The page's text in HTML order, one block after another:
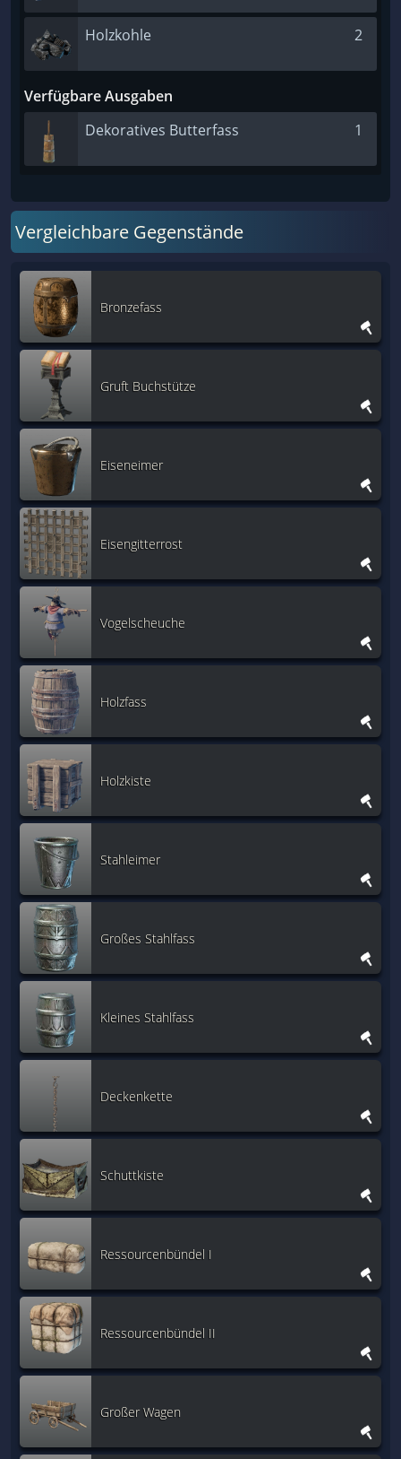
Holzkohle 2
Verfügbare Ausgaben
Dekoratives Butterfass
1
Vergleichbare Gegenstände
Bronzefass
Gruft Buchstütze
Eiseneimer
Eisengitterrost
Vogelscheuche
Holzfass
Holzkiste
Stahleimer
Großes Stahlfass
Kleines Stahlfass
Deckenkette
Schuttkiste
Ressourcenbündel I
Ressourcenbündel II
Großer Wagen